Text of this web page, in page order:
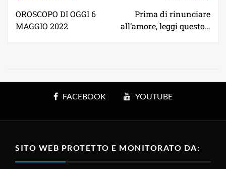
OROSCOPO DI OGGI 6
MAGGIO 2022
Prima di rinunciare
all’amore, leggi questo…
FACEBOOK YOUTUBE
SITO WEB PROTETTO E MONITORATO DA: